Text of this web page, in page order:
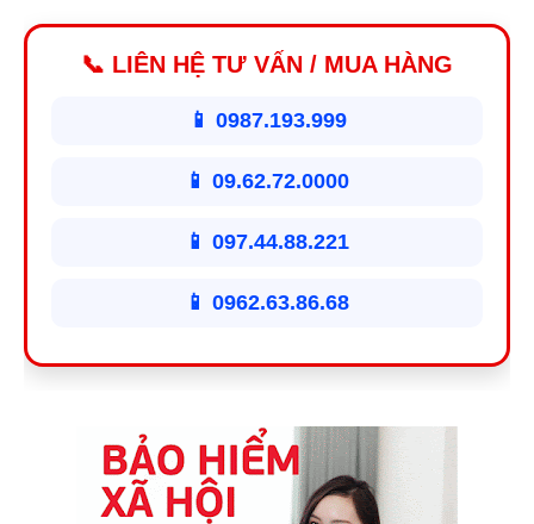
📞 LIÊN HỆ TƯ VẤN / MUA HÀNG
📱 0987.193.999
📱 09.62.72.0000
📱 097.44.88.221
📱 0962.63.86.68